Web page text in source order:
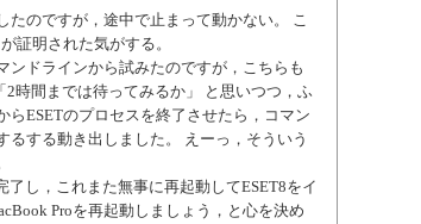
たのですが，途中で止まって動かない。 こ
証明された気がする。
ンドラインから試みたのですが，こちらも
時間までは待ってみるか」 と思いつつ，ふ
らESETのプロセスを終了させたら，コマン
るする動き出しました。 えーっ，そういう
了し，これまた無事に再起動してESET8をイ
Proを再起動しましょう，と心を決め